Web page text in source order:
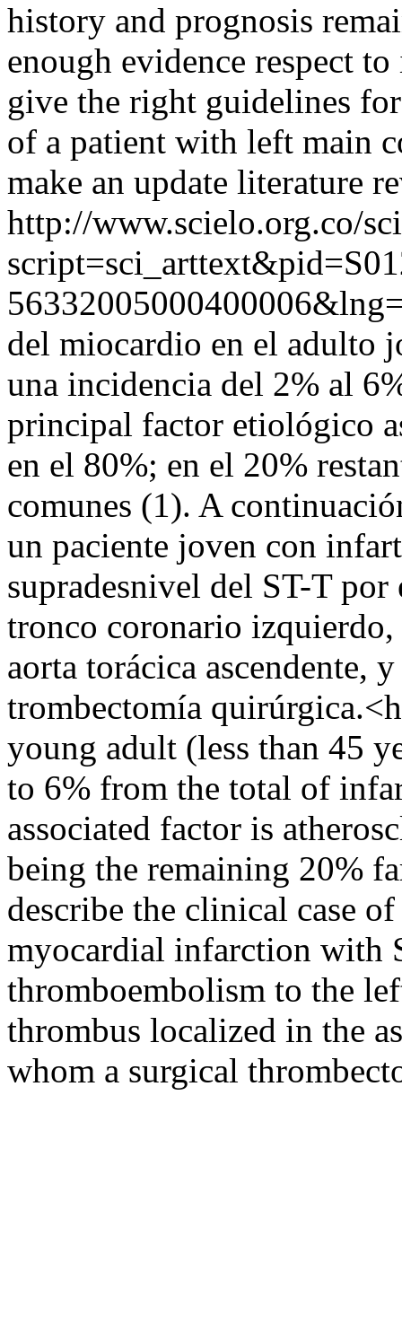
history and prognosis
enough evidence respect
give the right guidelines
of a patient with left main
make an update literature
http://www.scielo.org.co/
del miocardio en el adulto
una incidencia del 2% al
principal factor etiológico
en el 80%; en el 20%
comunes (1). A
un paciente joven con
supradesnivel del ST-T
tronco coronario
aorta torácica ascendente,
trombectomía
young adult (less than 45
to 6% from the total of
associated factor is
being the remaining 20%
describe the clinical case
myocardial infarction with
thromboembolism to the
thrombus localized in the
whom a surgical